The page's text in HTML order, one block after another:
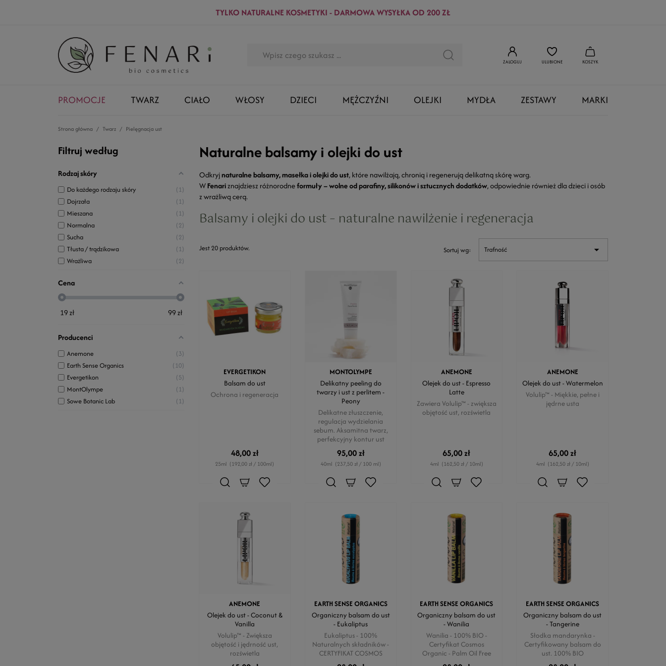
TYLKO NATURALNE KOSMETYKI - DARMOWA WYSYŁKA OD 200 ZŁ
ZALOGUJ ULUBIONE KOSZYK
PROMOCJE TWARZ CIAŁO WŁOSY DZIECI MĘŻCZYŹNI OLEJKI MYDŁA ZESTAWY MARKI
Strona główna Twarz Pielęgnacja ust
Filtruj według
Rodzaj skóry
Do każdego rodzaju skóry
1
Dojrzała
1
Mieszana
1
Normalna
2
Sucha
2
Tłusta / trądzikowa
1
Wrażliwa
2
Cena
19zł 99zł
Producenci
Anemone
3
Earth Sense Organics
10
Evergetikon
5
MontOlympe
1
Sowe Botanic Lab
1
Naturalne balsamy i olejki do ust
Odkryjnaturalne balsamy, masełka i olejki do ust, które nawilżają, chronią i regenerują delikatną skórę warg.
WFenariznajdziesz różnorodneformuły – wolne od parafiny, silikonów i sztucznych dodatków, odpowiednie również dla dzieci i osób
z wrażliwą cerą.
Balsamy i olejki do ust – naturalne nawilżenie i regeneracja
Jest 20 produktów. Sortuj wg: Trafność 
EVERGETIKON
Balsam do ust
Ochrona i regeneracja
48,00 zł
25ml (192,00 zł / 100ml)
MONTOLYMPE
Delikatny peeling do
twarzy i ust z perlitem -
Peony
Delikatne złuszczenie,
regulacja wydzielania
sebum. Aksamitna twarz,
perfekcyjny kontur ust
95,00 zł
40ml (237,50 zł / 100 ml)
ANEMONE
Olejek do ust - Espresso
Latte
Zawiera Volulip™ - zwiększa
objętość ust, rozświetla
65,00 zł
4ml (162,50 zł / 10ml)
ANEMONE
Olejek do ust - Watermelon
Volulip™ - Miękkie, pełne i
jędrne usta
65,00 zł
4ml (162,50 zł / 10ml)
ANEMONE
Olejek do ust - Coconut &
Vanilla
Volulip™ - Zwiększa
objętość i jędrność ust,
rozświetla
EARTH SENSE ORGANICS
Organiczny balsam do ust
- Eukaliptus
Eukaliptus - 100%
Naturalnych składników -
CERTYFIKAT COSMOS
EARTH SENSE ORGANICS
Organiczny balsam do ust
- Wanilia
Wanilia - 100% BIO -
Certyfikat Cosmos
Organic - Palm Oil Free
EARTH SENSE ORGANICS
Organiczny balsam do ust
- Tangerine
Słodka mandarynka -
Certyfikowany balsam do
ust. 100% BIO